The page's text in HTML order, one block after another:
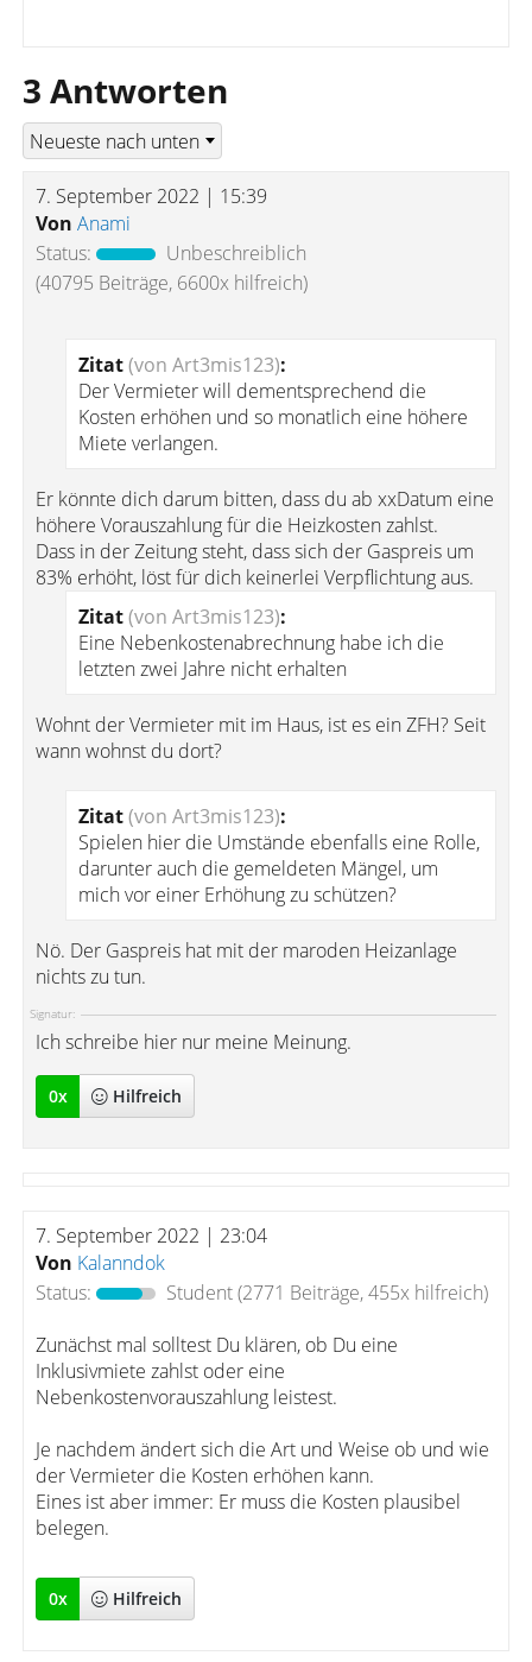
3 Antworten
7. September 2022 | 15:39
Von Anami
Status:
Unbeschreiblich
(40795 Beiträge, 6600x hilfreich)
Zitat(von Art3mis123):
Der Vermieter will dementsprechend die
Kosten erhöhen und so monatlich eine höhere
Miete verlangen.
Er könnte dich darum bitten, dass du ab xxDatum eine
höhere Vorauszahlung für die Heizkosten zahlst.
Dass in der Zeitung steht, dass sich der Gaspreis um
83% erhöht, löst für dich keinerlei Verpflichtung aus.
Zitat(von Art3mis123):
Eine Nebenkostenabrechnung habe ich die
letzten zwei Jahre nicht erhalten
Wohnt der Vermieter mit im Haus, ist es ein ZFH? Seit
wann wohnst du dort?
Zitat(von Art3mis123):
Spielen hier die Umstände ebenfalls eine Rolle,
darunter auch die gemeldeten Mängel, um
mich vor einer Erhöhung zu schützen?
Nö. Der Gaspreis hat mit der maroden Heizanlage
nichts zu tun.
Signatur:
Ich schreibe hier nur meine Meinung.
0x Hilfreich
7. September 2022 | 23:04
Von Kalanndok
Status:
Student(2771 Beiträge, 455x hilfreich)
Zunächst mal solltest Du klären, ob Du eine
Inklusivmiete zahlst oder eine
Nebenkostenvorauszahlung leistest.
Je nachdem ändert sich die Art und Weise ob und wie
der Vermieter die Kosten erhöhen kann.
Eines ist aber immer: Er muss die Kosten plausibel
belegen.
0x Hilfreich